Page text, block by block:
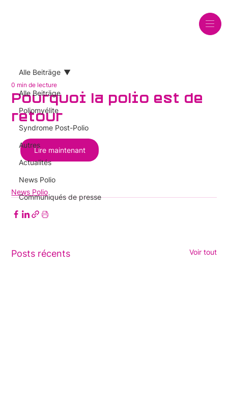
Alle Beiträge
Poliomyélite
Syndrome Post-Polio
Autres
Actualités
News Polio
Communiqués de presse
Alle Beiträge
Pourquoi la polio est de
retour
0 min de lecture
Lire maintenant
News Polio
Posts récents Voir tout